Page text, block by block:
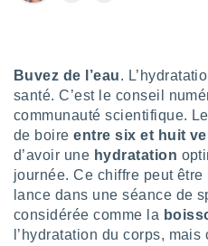
vous
de
ou
de
Buvez de l’eau.
santé. C’est le conseil
communauté scientifique.
de boireentre six et huit
d’avoir une hydratation
journée. Ce chiffre peut
lance dans une séance de
considérée comme la
l’hydratation du corps,